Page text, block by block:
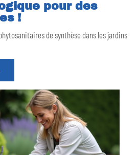
pour des
!
de synthèse dans les jardins